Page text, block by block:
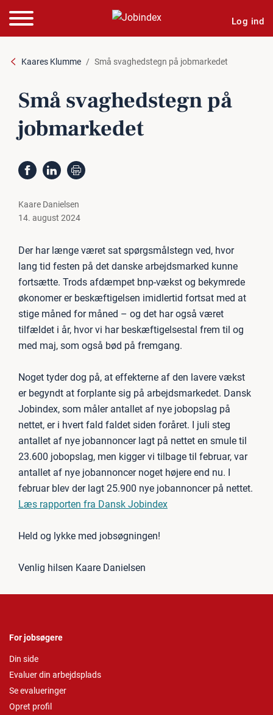
Log ind
Kaares Klumme Små svaghedstegn på jobmarkedet
Små svaghedstegn på
jobmarkedet
Kaare Danielsen
14. august 2024
Der har længe været sat spørgsmålstegn ved, hvor
lang tid festen på det danske arbejdsmarked kunne
fortsætte. Trods afdæmpet bnp-vækst og bekymrede
økonomer er beskæftigelsen imidlertid fortsat med at
stige måned for måned – og det har også været
tilfældet i år, hvor vi har beskæftigelsestal frem til og
med maj, som også bød på fremgang.
Noget tyder dog på, at effekterne af den lavere vækst
er begyndt at forplante sig på arbejdsmarkedet. Dansk
Jobindex, som måler antallet af nye jobopslag på
nettet, er i hvert fald faldet siden foråret. I juli steg
antallet af nye jobannoncer lagt på nettet en smule til
23.600 jobopslag, men kigger vi tilbage til februar, var
antallet af nye jobannoncer noget højere end nu. I
februar blev der lagt 25.900 nye jobannoncer på nettet.
Læs rapporten fra Dansk Jobindex
Held og lykke med jobsøgningen!
Venlig hilsen Kaare Danielsen
For jobsøgere
Din side
Evaluer din arbejdsplads
Se evalueringer
Opret profil